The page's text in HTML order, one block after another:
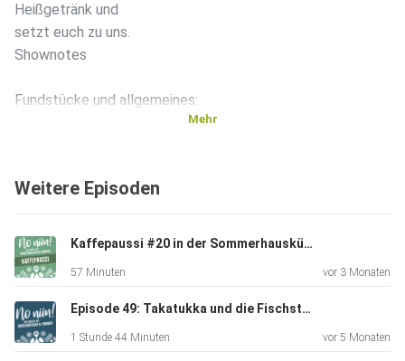
Heißgetränk und
setzt euch zu uns.
Shownotes
Fundstücke und allgemeines:
einsame
[06:10] Stapelbare Kupilka Becher Suova20 und
Podcasterinnen, die
an der Mengenlehre scheitern
Mehr
Weitere Episoden
Kaffepaussi #20 in der Sommerhausküche mit Michaela von Mahtava.de
57 Minuten vor 3 Monaten
Episode 49: Takatukka und die Fischstäbchen
1 Stunde 44 Minuten vor 5 Monaten